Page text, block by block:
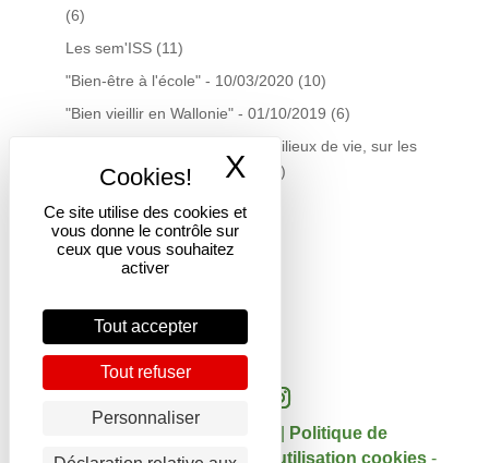
Ce site utilise des cookies et
vous donne le contrôle sur
ceux que vous souhaitez
activer
Tout accepter
Tout refuser
Personnaliser
X Masquer le
(6)
Les sem'ISS (11)
"Bien-être à l'école" - 10/03/2020 (10)
"Bien vieillir en Wallonie" - 01/10/2019 (6)
La gestion du tabac dans les milieux de vie, sur les
territoires… quelles actions?
(7)
Plateforme Santé Précarité
Centre de documentation (19)
Infolettres du Centre doc
Politique de
confidentialité-Politique d'utilisation cookies-